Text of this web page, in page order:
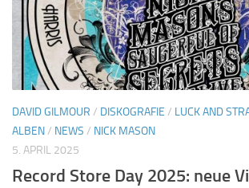
DAVID GILMOUR / DISKOGRAFIE / LUCK AND
ALBEN/ NEWS / NICK MASON
5. APRIL 2025
Record Store Day 2025: neue